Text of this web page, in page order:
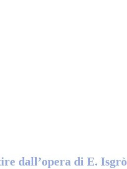
dall’opera di E. Isgrò